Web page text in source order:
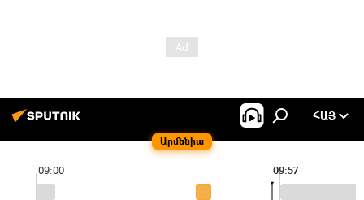
Արմենիա
ՀԱՅ
09:00 09:57